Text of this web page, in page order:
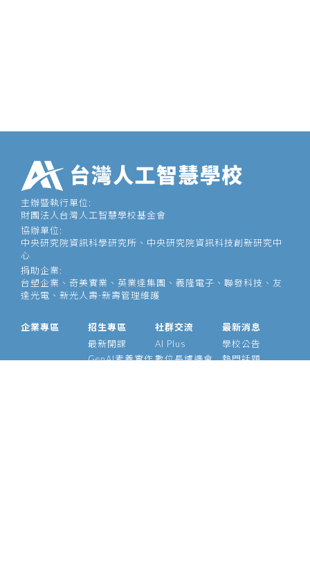
主辦暨執行單位:
財團法人台灣人工智慧學校基金會
協辦單位:
中央研究院資訊科學研究所、中央研究院資訊科技創新研究中
心
捐助企業:
台塑企業、奇美實業、英業達集團、義隆電子、聯發科技、友
達光電、新光人壽-新壽管理維護
企業專區
招生專區
最新開課
GenAI素養實作
社群交流
AI Plus
數位長爐邊會
最新消息
學校公告
熱門話題